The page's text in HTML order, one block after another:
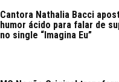
Cantora Nathalia Bacci
humor ácido para falar de
no single “Imagina Eu”